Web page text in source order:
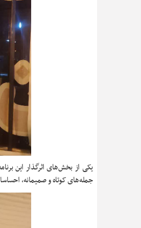
یکی از بخش‌های اثرگذار این
جمله‌های کوتاه و صمیمانه،